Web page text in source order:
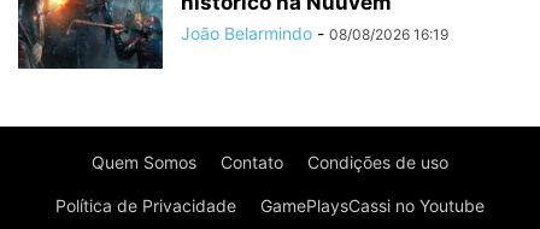
João Belarmindo - 08/08/2026 16:19
Quem Somos Contato Condições de uso
Política de Privacidade GamePlaysCassi no Youtube